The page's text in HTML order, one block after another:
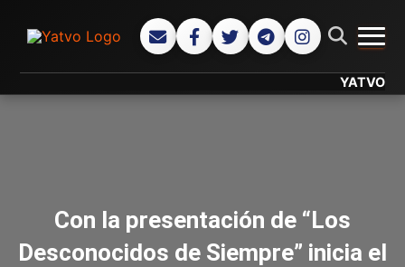
YATVO...
Con la presentación de “Los
Desconocidos de Siempre” inicia el